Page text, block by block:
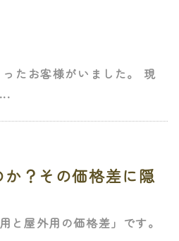
たお客様がいました。 現
か？その価格差に隠
と屋外用の価格差」です。